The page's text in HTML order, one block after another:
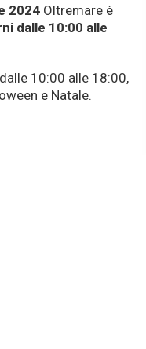
2024 Oltremare è
dalle 10:00 alle
10:00 alle 18:00,
e Natale.